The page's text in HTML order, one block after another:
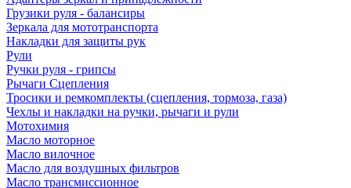
Грузики руля - балансиры
Зеркала для мототранспорта
Накладки для защиты рук
Рули
Ручки руля - грипсы
Рычаги Сцепления
Тросики и ремкомплекты (сцепления, тормоза, газа)
Чехлы и накладки на ручки, рычаги и рули
Мотохимия
Масло моторное
Масло вилочное
Масло для воздушных фильтров
Масло трансмиссионное